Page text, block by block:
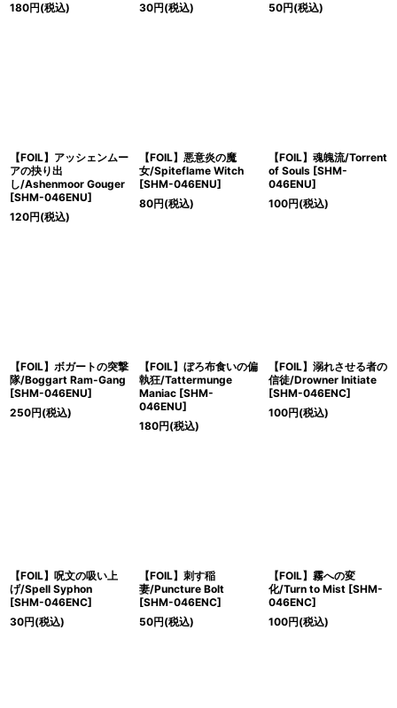
180円(税込)
30円(税込)
50円(税込)
【FOIL】アッシェンムー
アの抉り出
し/Ashenmoor Gouger
[SHM-046ENU]
120円(税込)
【FOIL】悪意炎の魔
女/Spiteflame Witch
[SHM-046ENU]
80円(税込)
【FOIL】魂魄流/Torrent
of Souls [SHM-
046ENU]
100円(税込)
【FOIL】ボガートの突撃
隊/Boggart Ram-Gang
[SHM-046ENU]
250円(税込)
【FOIL】ぼろ布食いの偏
執狂/Tattermunge
Maniac [SHM-
046ENU]
180円(税込)
【FOIL】溺れさせる者の
信徒/Drowner Initiate
[SHM-046ENC]
100円(税込)
【FOIL】呪文の吸い上
げ/Spell Syphon
[SHM-046ENC]
30円(税込)
【FOIL】刺す稲
妻/Puncture Bolt
[SHM-046ENC]
50円(税込)
【FOIL】霧への変
化/Turn to Mist [SHM-
046ENC]
100円(税込)